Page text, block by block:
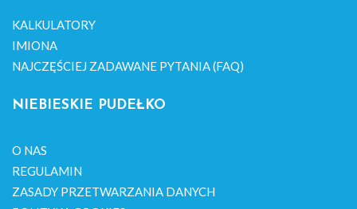
KALKULATORY
IMIONA
NAJCZĘŚCIEJ ZADAWANE PYTANIA (FAQ)
NIEBIESKIE PUDEŁKO
O NAS
REGULAMIN
ZASADY PRZETWARZANIA DANYCH